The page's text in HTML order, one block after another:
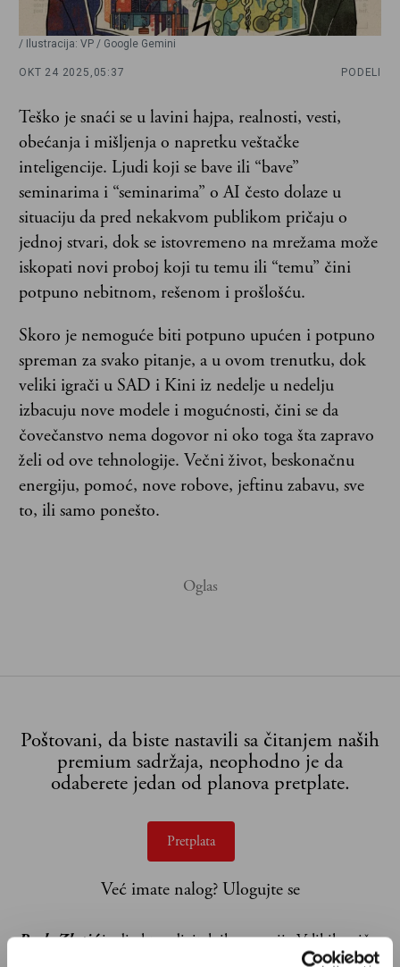
/ Ilustracija: VP / Google Gemini
OKT 24 2025, 05:37 PODELI
Teško je snaći se u lavini hajpa, realnosti, vesti,
obećanja i mišljenja o napretku veštačke
inteligencije. Ljudi koji se bave ili “bave”
seminarima i “seminarima” o AI često dolaze u
situaciju da pred nekakvom publikom pričaju o
jednoj stvari, dok se istovremeno na mrežama može
iskopati novi proboj koji tu temu ili “temu” čini
potpuno nebitnom, rešenom i prošlošću.
Skoro je nemoguće biti potpuno upućen i potpuno
spreman za svako pitanje, a u ovom trenutku, dok
veliki igrači u SAD i Kini iz nedelje u nedelju
izbacuju nove modele i mogućnosti, čini se da
čovečanstvo nema dogovor ni oko toga šta zapravo
želi od ove tehnologije. Večni život, beskonačnu
energiju, pomoć, nove robove, jeftinu zabavu, sve
to, ili samo ponešto.
Poštovani, da biste nastavili sa čitanjem naših
premium sadržaja, neophodno je da
odaberete jedan od planova pretplate.
Pretplata
Već imate nalog? Ulogujte se
Pavle Zlatićje direktor digitalnih operacija Velikih priča.